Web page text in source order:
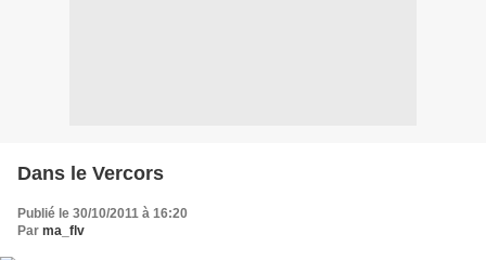
Dans le Vercors
Publié le 30/10/2011 à 16:20
Par ma_flv